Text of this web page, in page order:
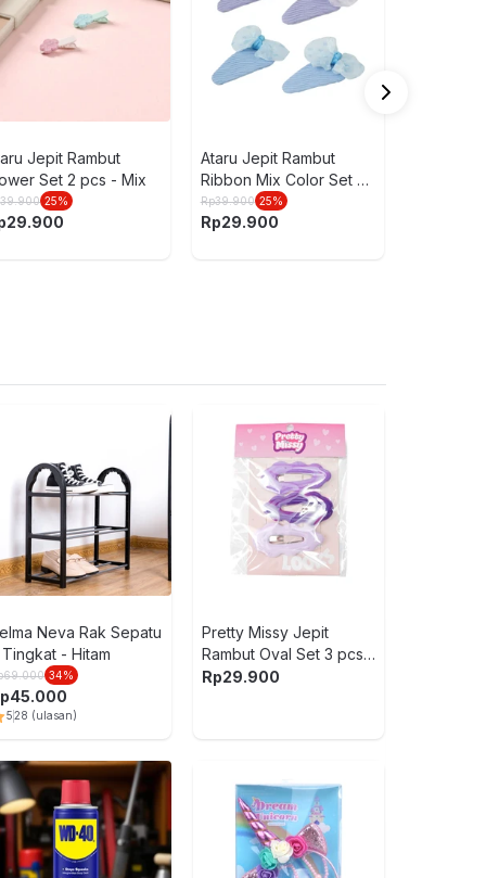
Jepit Rambut
Set 2 pcs - Mix
39.900 25%
29.900
Ataru Jepit Rambut
Ribbon Mix Color Set 2
pcs
Rp39.900 25%
Rp29.900
Neva Rak Sepatu
- Hitam
69.000 34%
45.000
528 (ulasan)
Pretty Missy Jepit
Rambut Oval Set 3 pcs -
Ungu
Rp29.900